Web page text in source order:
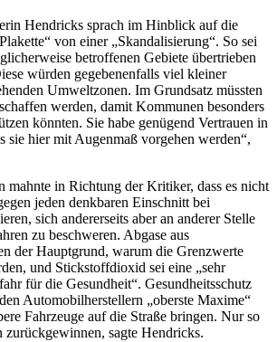
Hendricks sprach im Hinblick auf die
von einer „Skandalisierung“. So sei
betroffenen Gebiete übertrieben
würden gegebenenfalls viel kleiner
Umweltzonen. Im Grundsatz müssten
werden, damit Kommunen besonders
könnten. Sie habe genügend Vertrauen in
sie hier mit Augenmaß vorgehen werden“,
in Richtung der Kritiker, dass es nicht
jeden denkbaren Einschnitt bei
sich andererseits aber an anderer Stelle
zu beschweren. Abgase aus
der Hauptgrund, warum die Grenzwerte
und Stickstoffdioxid sei eine „sehr
für die Gesundheit“. Gesundheitsschutz
Automobilherstellern „oberste Maxime“
Fahrzeuge auf die Straße bringen. Nur so
zurückgewinnen, sagte Hendricks.